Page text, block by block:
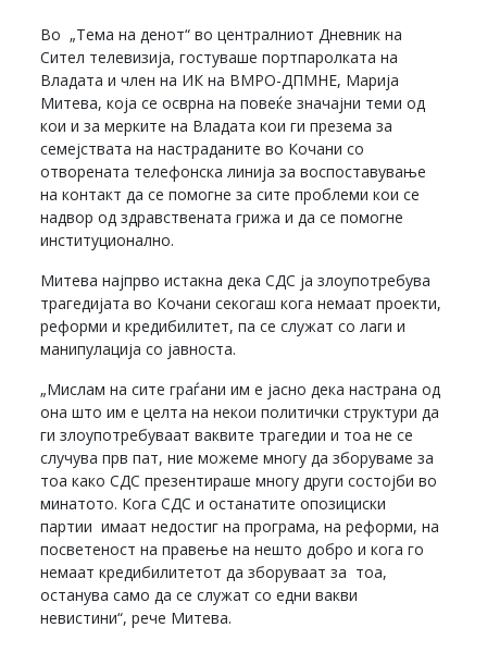
Во „Тема на денот“ во централниот Дневник на
Сител телевизија, гостуваше портпаролката на
Владата и член на ИК на ВМРО-ДПМНЕ, Марија
Митева, која се осврна на повеќе значајни теми од
кои и за мерките на Владата кои ги презема за
семејствата на настраданите во Кочани со
отворената телефонска линија за воспоставување
на контакт да се помогне за сите проблеми кои се
надвор од здравствената грижа и да се помогне
институционално.
Митева најпрво истакна дека СДС ја злоупотребува
трагедијата во Кочани секогаш кога немаат проекти,
реформи и кредибилитет, па се служат со лаги и
манипулација со јавноста.
„Мислам на сите граѓани им е јасно дека настрана од
она што им е целта на некои политички структури да
ги злоупотребуваат ваквите трагедии и тоа не се
случува прв пат, ние можеме многу да зборуваме за
тоа како СДС презентираше многу други состојби во
минатото. Кога СДС и останатите опозициски
партии имаат недостиг на програма, на реформи, на
посветеност на правење на нешто добро и кога го
немаат кредибилитетот да зборуваат за тоа,
останува само да се служат со едни вакви
невистини“, рече Митева.